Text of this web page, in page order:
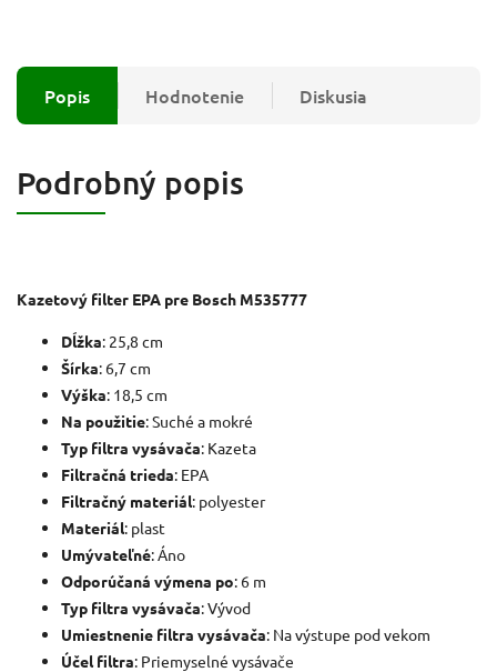
Popis Hodnotenie Diskusia
Podrobný popis
Kazetový filter EPA pre Bosch M535777
Dĺžka: 25,8 cm
Šírka: 6,7 cm
Výška: 18,5 cm
Na použitie: Suché a mokré
Typ filtra vysávača: Kazeta
Filtračná trieda: EPA
Filtračný materiál: polyester
Materiál: plast
Umývateľné: Áno
Odporúčaná výmena po: 6 m
Typ filtra vysávača: Vývod
Umiestnenie filtra vysávača: Na výstupe pod vekom
Účel filtra: Priemyselné vysávače